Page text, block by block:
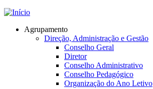
Jump to navigation
Agrupamento
Direção, Administração e Gestão
Conselho Geral
Diretor
Conselho Administrativo
Conselho Pedagógico
Organização do Ano Letivo